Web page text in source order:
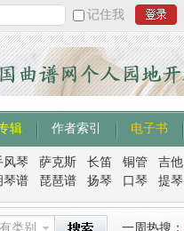
记住我
辑 作者索引 电子书
风琴 萨克斯 长笛 铜管 吉他
琴谱 琵琶谱 扬琴 口琴 提琴
类别 一周热搜：